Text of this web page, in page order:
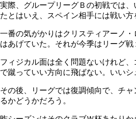
実際、グループリーグＢの初戦では
たとはいえ、スペイン相手には戦い
一番の気がかりはクリスティアーノ
はあげていた。それが今季はリーグ
フィジカル面は全く問題ないけれど
で蹴っていい方向に飛ばない。いい
その後、リーグでは復調傾向で、チ
るかどうかだろう。